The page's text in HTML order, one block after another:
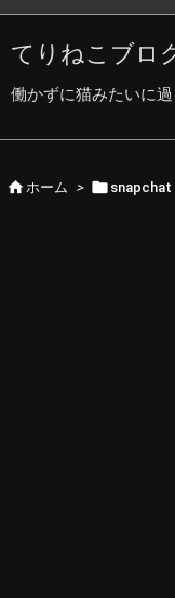
てりねこブロ
働かずに猫みたいに
ホーム >  snapchat